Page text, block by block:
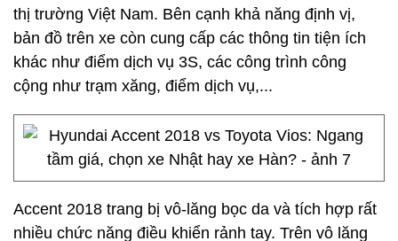
thị trường Việt Nam. Bên cạnh khả năng định vị,
bản đồ trên xe còn cung cấp các thông tin tiện ích
khác như điểm dịch vụ 3S, các công trình công
cộng như trạm xăng, điểm dịch vụ,...
Accent 2018 trang bị vô-lăng bọc da và tích hợp rất
nhiều chức năng điều khiển rảnh tay. Trên vô lăng